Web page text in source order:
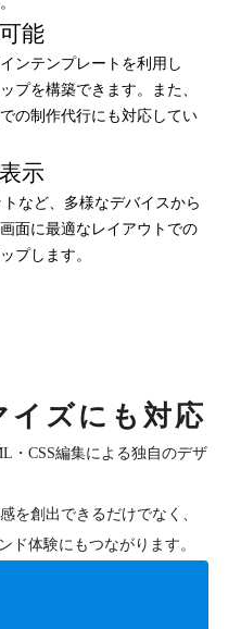
能
ンテンプレートを利用し
プを構築できます。また、
の制作代行にも対応してい
示
など、多様なデバイスから
面に最適なレイアウトでの
プします。
イズにも対応
・CSS編集による独自のデザ
を創出できるだけでなく、
ド体験にもつながります。